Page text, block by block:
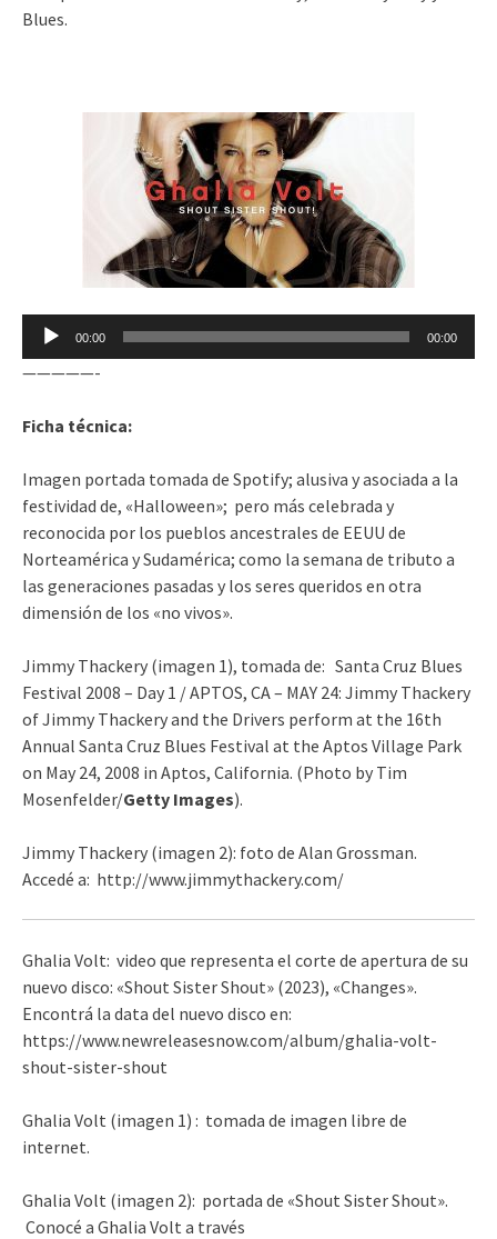
Blues.
Reproductor
de
audio
00:00 00:00
—————-
Ficha técnica:
Imagen portada tomada de Spotify; alusiva y asociada a la
festividad de, «Halloween»; pero más celebrada y
reconocida por los pueblos ancestrales de EEUU de
Norteamérica y Sudamérica; como la semana de tributo a
las generaciones pasadas y los seres queridos en otra
dimensión de los «no vivos».
Jimmy Thackery (imagen 1), tomada de: Santa Cruz Blues
Festival 2008 – Day 1 /APTOS, CA – MAY 24: Jimmy Thackery
of Jimmy Thackery and the Drivers perform at the 16th
Annual Santa Cruz Blues Festival at the Aptos Village Park
on May 24, 2008 in Aptos, California. (Photo by Tim
Mosenfelder/Getty Images).
Jimmy Thackery (imagen 2): foto de Alan Grossman.
Accedé a: http://www.jimmythackery.com/
Ghalia Volt: video que representa el corte de apertura de su
nuevo disco: «Shout Sister Shout» (2023), «Changes».
Encontrá la data del nuevo disco en:
https://www.newreleasesnow.com/album/ghalia-volt-
shout-sister-shout
Ghalia Volt (imagen 1) : tomada de imagen libre de
internet.
Ghalia Volt (imagen 2): portada de «Shout Sister Shout».
Conocé a Ghalia Volt a través